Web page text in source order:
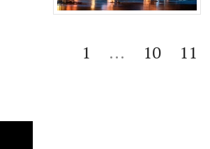
1 ... 10 11